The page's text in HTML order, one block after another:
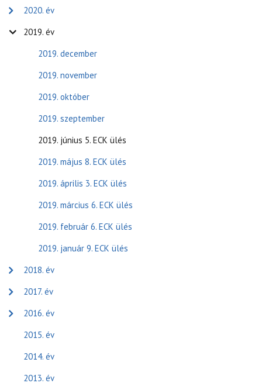
2020. év
2019. év
2019. december
2019. november
2019. október
2019. szeptember
2019. június 5. ECK ülés
2019. május 8. ECK ülés
2019. április 3. ECK ülés
2019. március 6. ECK ülés
2019. február 6. ECK ülés
2019. január 9. ECK ülés
2018. év
2017. év
2016. év
2015. év
2014. év
2013. év